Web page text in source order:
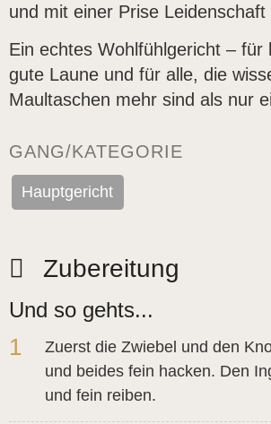
und mit einer Prise Leidenschaft
Ein echtes Wohlfühlgericht – für
gute Laune und für alle, die
Maultaschen mehr sind als nur
GANG/KATEGORIE
Hauptgericht
Zubereitung
Und so gehts...
1
Zuerst die Zwiebel und den
und beides fein hacken. Den
und fein reiben.